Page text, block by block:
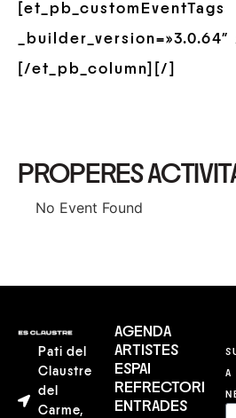
[et_pb_customEventTags
_builder_version=»3.0.64″
[/et_pb_column][/]
PROPERES
No Event Found
Pati del
Claustre
del
Carme,
AGENDA
ARTISTES
ESPAI
REFRECTORI
ENTRADES
A